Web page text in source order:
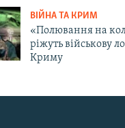
ВІЙНА ТА КРИМ
«Полювання на
ріжуть військову
Криму